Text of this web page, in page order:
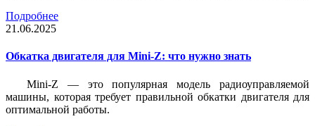
Подробнее
21.06.2025
Обкатка двигателя для Mini-Z: что нужно знать
Mini-Z — это популярная модель радиоуправляемой
машины, которая требует правильной обкатки двигателя для
оптимальной работы.